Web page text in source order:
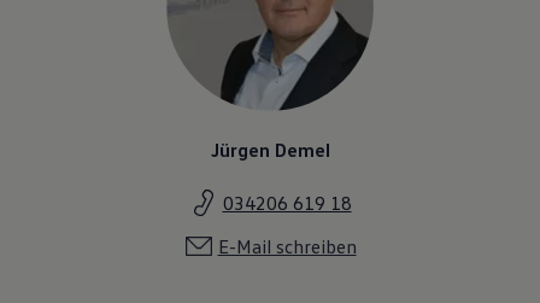
Jürgen Demel
034206 619 18
E-Mail schreiben